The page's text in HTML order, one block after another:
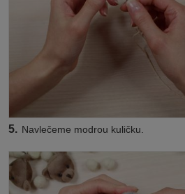
5. Navlečeme modrou kuličku.